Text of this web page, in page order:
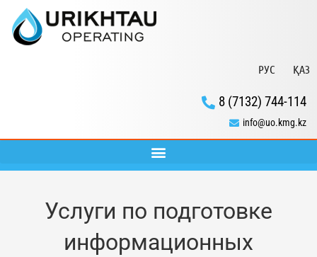
РУС ҚАЗ
8 (7132) 744-114
info@uo.kmg.kz
Услуги по подготовке
информационных